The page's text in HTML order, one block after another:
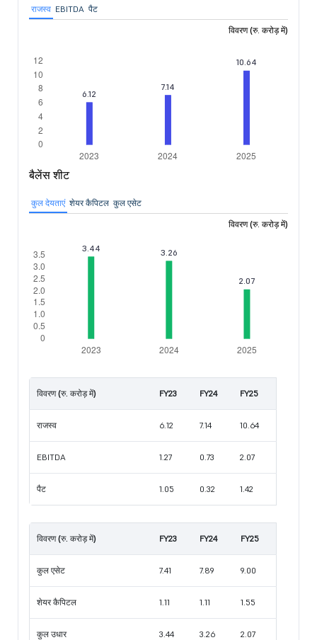
राजस्व EBITDA पैट
विवरण (रु. करोड़ में)
बैलेंस शीट
कुल देयताएं शेयर कैपिटल कुल एसेट
विवरण (रु. करोड़ में)
विवरण (रु. करोड़ में) FY23 FY24 FY25
राजस्व 6.12 7.14 10.64
EBITDA 1.27 0.73 2.07
पैट 1.05 0.32 1.42
विवरण (रु. करोड़ में) FY23 FY24 FY25
कुल एसेट 7.41 7.89 9.00
शेयर कैपिटल 1.11 1.11 1.55
कुल उधार 3.44 3.26 2.07